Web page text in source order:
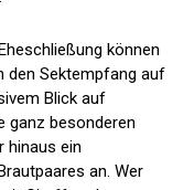
können
den Sektempfang auf
Blick auf
ganz besonderen
ein
an. Wer